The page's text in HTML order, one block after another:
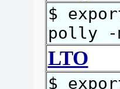
$
polly -
LTO
$